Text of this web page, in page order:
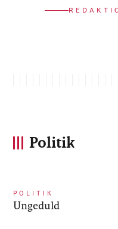
Politik
POLITIK
Ungeduld